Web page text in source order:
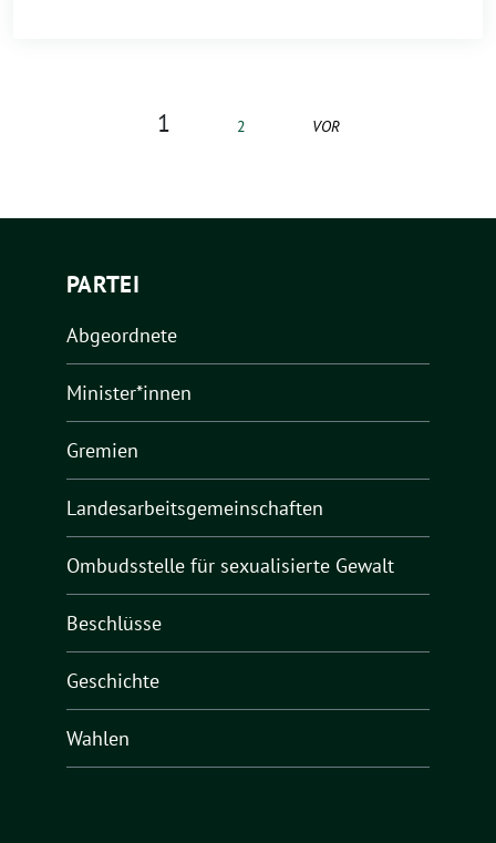
1 2 VOR
PARTEI
Abgeordnete
Minister*innen
Gremien
Landesarbeitsgemeinschaften
Ombudsstelle für sexualisierte Gewalt
Beschlüsse
Geschichte
Wahlen